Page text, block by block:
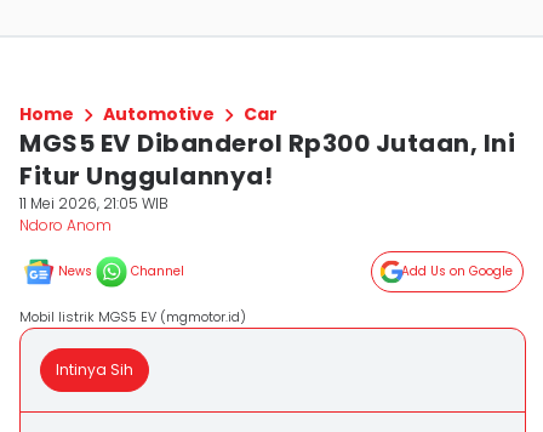
Home Automotive Car
MGS5 EV Dibanderol Rp300 Jutaan, Ini
Fitur Unggulannya!
11 Mei 2026, 21:05 WIB
Ndoro Anom
News Channel Add Us on Google
Mobil listrik MGS5 EV (mgmotor.id)
Intinya Sih